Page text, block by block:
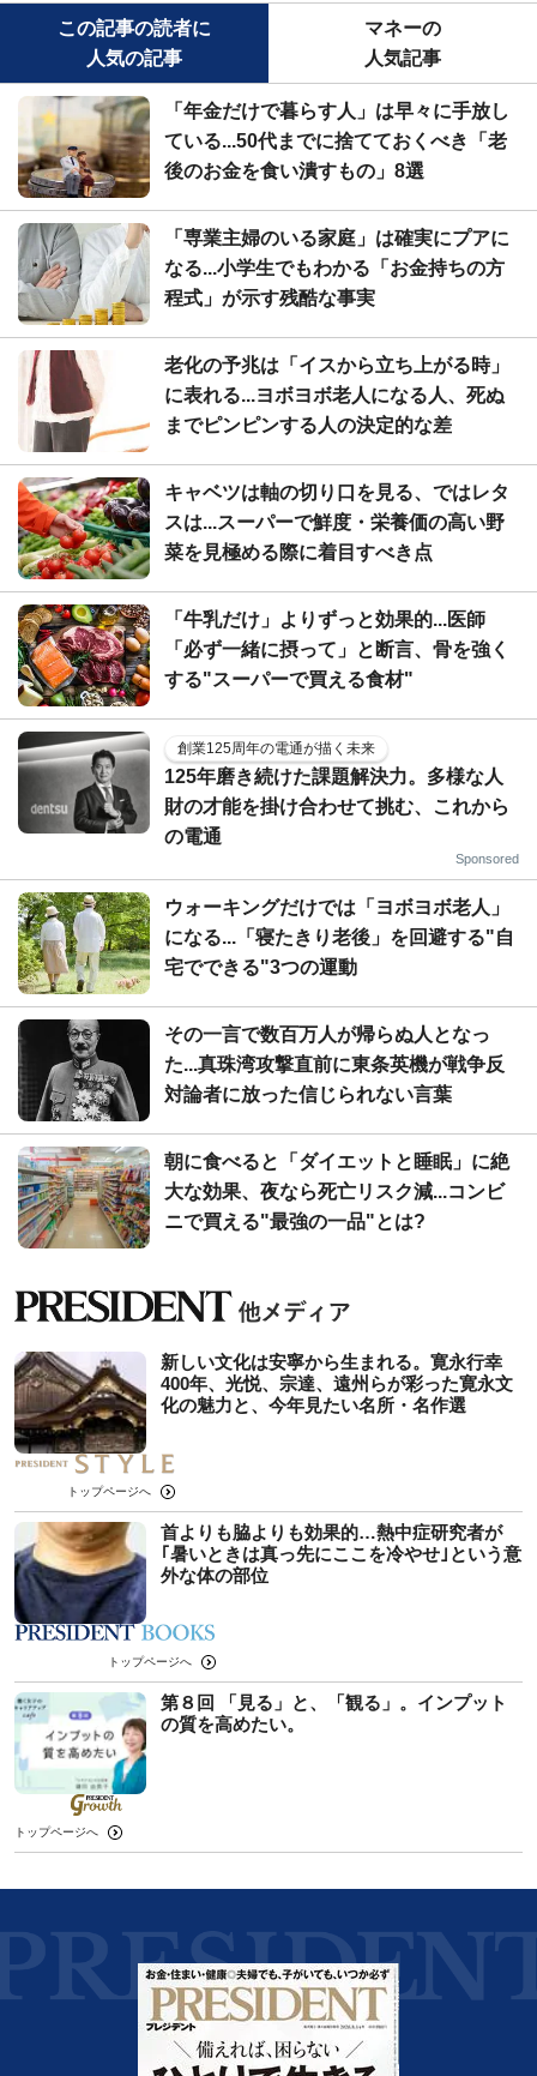
この記事の読者に
人気の記事
マネーの
人気記事
「年金だけで暮らす人」は早々に手放し
ている...50代までに捨てておくべき「老
後のお金を食い潰すもの」8選
「専業主婦のいる家庭」は確実にプアに
なる...小学生でもわかる「お金持ちの方
程式」が示す残酷な事実
老化の予兆は「イスから立ち上がる時」
に表れる...ヨボヨボ老人になる人、死ぬ
までピンピンする人の決定的な差
キャベツは軸の切り口を見る、ではレタ
スは...スーパーで鮮度・栄養価の高い野
菜を見極める際に着目すべき点
「牛乳だけ」よりずっと効果的...医師
「必ず一緒に摂って」と断言、骨を強く
する"スーパーで買える食材"
創業125周年の電通が描く未来
125年磨き続けた課題解決力。多様な人
財の才能を掛け合わせて挑む、これから
の電通
Sponsored
ウォーキングだけでは「ヨボヨボ老人」
になる...「寝たきり老後」を回避する"自
宅でできる"3つの運動
その一言で数百万人が帰らぬ人となっ
た...真珠湾攻撃直前に東条英機が戦争反
対論者に放った信じられない言葉
朝に食べると「ダイエットと睡眠」に絶
大な効果、夜なら死亡リスク減...コンビ
ニで買える"最強の一品"とは?
新しい文化は安寧から生まれる。寛永行幸
400年、光悦、宗達、遠州らが彩った寛永文
化の魅力と、今年見たい名所・名作選
トップページへ
首よりも脇よりも効果的…熱中症研究者が
｢暑いときは真っ先にここを冷やせ｣という意
外な体の部位
トップページへ
第８回 「見る」と、「観る」。インプット
の質を高めたい。
トップページへ